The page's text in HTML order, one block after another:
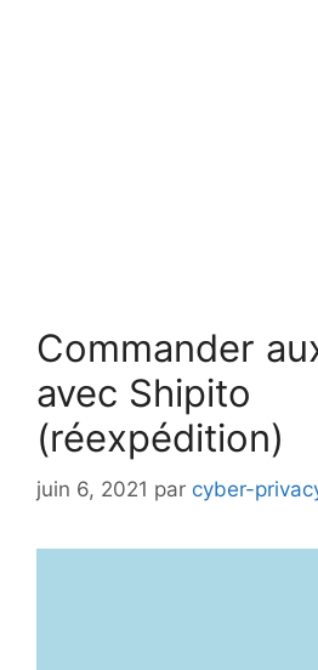
Commander
avec Shipito
(réexpédition)
juin 6, 2021 par cyber-